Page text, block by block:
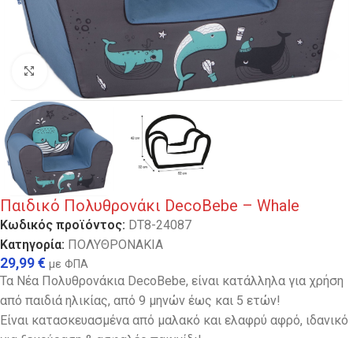
Κλικ για μεγέθυνση
Παιδικό Πολυθρονάκι DecoBebe – Whale
Κωδικός προϊόντος: DT8-24087
Κατηγορία: ΠΟΛΥΘΡΟΝΑΚΙΑ
29,99€ με ΦΠΑ
Τα Νέα Πολυθρονάκια DecoBebe, είναι κατάλληλα για χρήση
από παιδιά ηλικίας, από 9 μηνών έως και 5 ετών!
Είναι κατασκευασμένα από μαλακό και ελαφρύ αφρό, ιδανικό